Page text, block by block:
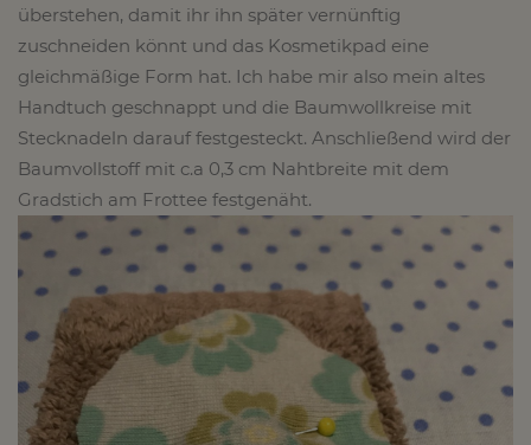
überstehen, damit ihr ihn später vernünftig
zuschneiden könnt und das Kosmetikpad eine
gleichmäßige Form hat. Ich habe mir also mein altes
Handtuch geschnappt und die Baumwollkreise mit
Stecknadeln darauf festgesteckt. Anschließend wird der
Baumvollstoff mit c.a 0,3 cm Nahtbreite mit dem
Gradstich am Frottee festgenäht.